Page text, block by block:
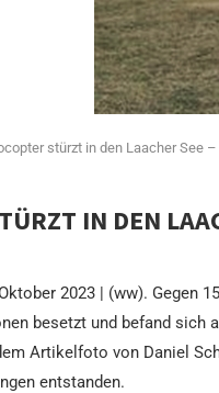
stürzt in den Laacher See
IN DEN
2023 | (ww). Gegen
besetzt und befand sich
Artikelfoto von Daniel
entstanden.